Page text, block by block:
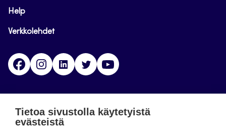
Help
Verkkolehdet
FacebookInstagramLinkedinTwitter
Tietoa sivustolla käytetyistä
evästeistä